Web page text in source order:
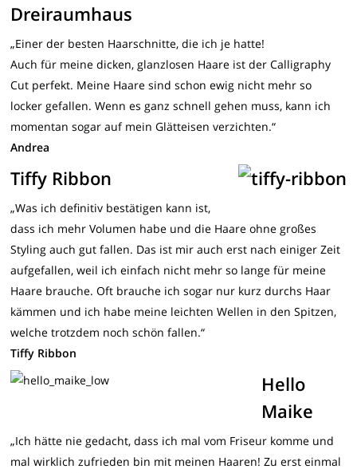
Dreiraumhaus
„Einer der besten Haarschnitte, die ich je hatte!
Auch für meine dicken, glanzlosen Haare ist der Calligraphy
Cut perfekt. Meine Haare sind schon ewig nicht mehr so
locker gefallen. Wenn es ganz schnell gehen muss, kann ich
momentan sogar auf mein Glätteisen verzichten.“
Andrea
Tiffy Ribbon
„Was ich definitiv bestätigen kann ist,
dass ich mehr Volumen habe und die Haare ohne großes
Styling auch gut fallen. Das ist mir auch erst nach einiger Zeit
aufgefallen, weil ich einfach nicht mehr so lange für meine
Haare brauche. Oft brauche ich sogar nur kurz durchs Haar
kämmen und ich habe meine leichten Wellen in den Spitzen,
welche trotzdem noch schön fallen.“
Tiffy Ribbon
Hello
Maike
„Ich hätte nie gedacht, dass ich mal vom Friseur komme und
mal wirklich zufrieden bin mit meinen Haaren! Zu erst einmal